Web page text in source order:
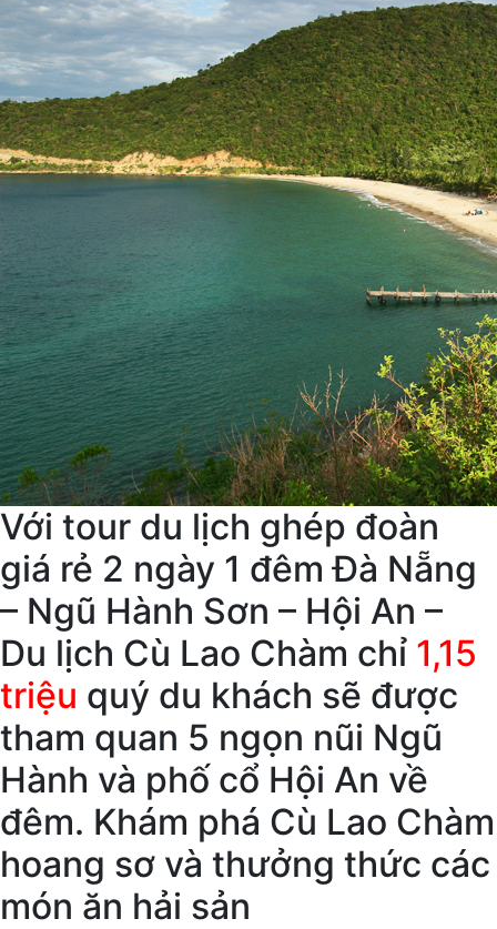
–
Bà
nà
2
ngày
1
đêm
Với tour du lịch ghép đoàn
giá rẻ 2 ngày 1 đêm Đà Nẵng
– Ngũ Hành Sơn – Hội An –
Du lịch Cù Lao Chàm chỉ 1,15
triệu quý du khách sẽ được
tham quan 5 ngọn nũi Ngũ
Hành và phố cổ Hội An về
đêm. Khám phá Cù Lao Chàm
hoang sơ và thưởng thức các
món ăn hải sản